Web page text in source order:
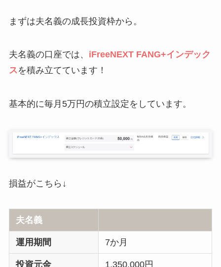
まずは夫名義の成長投資枠から。
夫名義の口座では、 iFreeNEXT FANG+インデック
スを積み立てています！
基本的に毎月5万円の積立設定をしています。
損益がこちら↓
夫名義
運用期間 7か月
投資元金 1,350,000円